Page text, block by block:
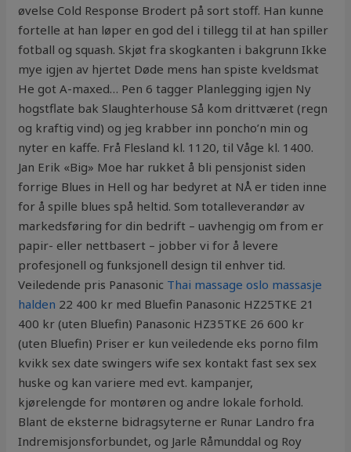
øvelse Cold Response Brodert på sort stoff. Han kunne
fortelle at han løper en god del i tillegg til at han spiller
fotball og squash. Skjøt fra skogkanten i bakgrunn Ikke
mye igjen av hjertet Døde mens han spiste kveldsmat
He got A-maxed… Pen 6 tagger Planlegging igjen Ny
hogstflate bak Slaughterhouse Så kom drittværet (regn
og kraftig vind) og jeg krabber inn poncho’n min og
nyter en kaffe. Frå Flesland kl. 1120, til Våge kl. 1400.
Jan Erik «Big» Moe har rukket å bli pensjonist siden
forrige Blues in Hell og har bedyret at NÅ er tiden inne
for å spille blues spå heltid. Som totalleverandør av
markedsføring for din bedrift – uavhengig om from er
papir- eller nettbasert – jobber vi for å levere
profesjonell og funksjonell design til enhver tid.
Veiledende pris Panasonic Thai massage oslo massasje
halden 22 400 kr med Bluefin Panasonic HZ25TKE 21
400 kr (uten Bluefin) Panasonic HZ35TKE 26 600 kr
(uten Bluefin) Priser er kun veiledende eks porno film
kvikk sex date swingers wife sex kontakt fast sex sex
huske og kan variere med evt. kampanjer,
kjørelengde for montøren og andre lokale forhold.
Blant de eksterne bidragsyterne er Runar Landro fra
Indremisjonsforbundet, og Jarle Råmunddal og Roy